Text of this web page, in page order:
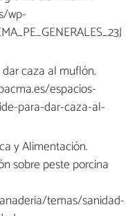
wp-
caza al muflón.
espacios-
para-dar-caza-al-
y Alimentación.
sobre peste porcina
temas/sanidad-